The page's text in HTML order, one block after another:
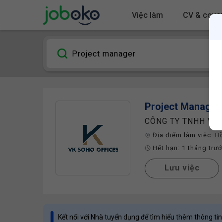
Việc làm CV &
Project Manager
CÔNG TY TNHH VK
Địa điểm làm việc:
Hết hạn: 1 tháng
Lưu việc
Kết nối với Nhà tuyển dụng để tìm hiểu thêm thông